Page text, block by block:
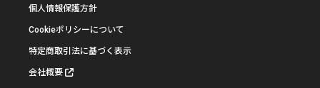
個人情報保護方針
Cookieポリシーについて
特定商取引法に基づく表示
会社概要